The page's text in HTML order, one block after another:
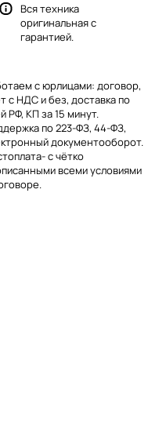
Вся техника
оригинальная с
гарантией.
с юрлицами: договор,
с НДС и без, доставка по
РФ, КП за 15 минут.
по 223-ФЗ, 44-ФЗ,
документооборот.
с чётко
всеми условиями